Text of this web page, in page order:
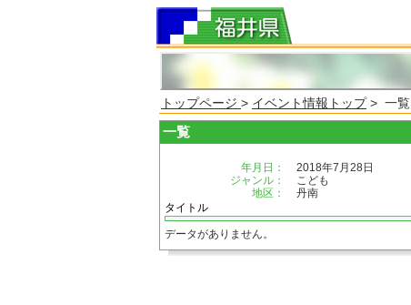
トップページ > イベント情報トップ> 一覧
一覧
年月日：
2018年7月28日
ジャンル：
こども
地区：
丹南
タイトル
データがありません。